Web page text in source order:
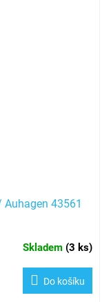
43561
Skladem (3 ks)
Do košíku